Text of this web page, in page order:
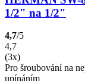
1/2" na 1/2"
4,7/5
4,7
(3x)
Pro šroubování na
upínáním